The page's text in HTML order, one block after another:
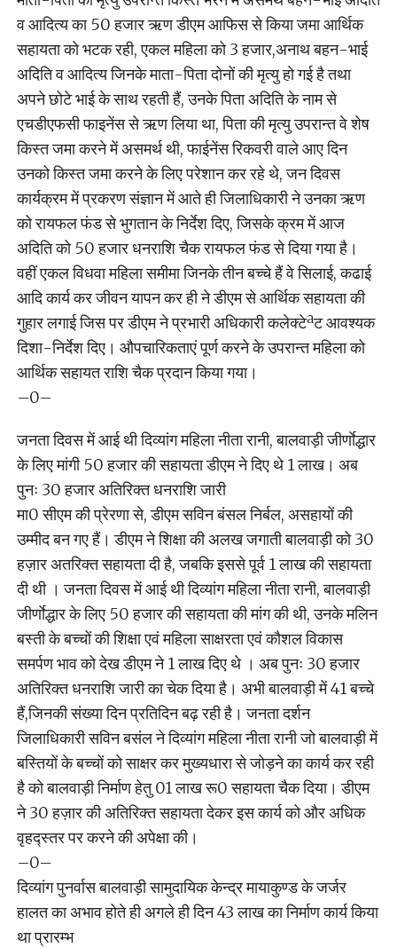
व आदित्य का 50 हजार ऋण डीएम आफिस से किया जमा आर्थिक
सहायता को भटक रही, एकल महिला को 3 हजार,अनाथ बहन-भाई
अदिति व आदित्य जिनके माता-पिता दोनों की मृत्यु हो गई है तथा
अपने छोटे भाई के साथ रहती हैं, उनके पिता अदिति के नाम से
एचडीएफसी फाइनेंस से ऋण लिया था, पिता की मृत्यु उपरान्त वे शेष
किस्त जमा करने में असमर्थ थी, फाईनेंस रिकवरी वाले आए दिन
उनको किस्त जमा करने के लिए परेशान कर रहे थे, जन दिवस
कार्यक्रम में प्रकरण संज्ञान में आते ही जिलाधिकारी ने उनका ऋण
को रायफल फंड से भुगतान के निर्देश दिए, जिसके क्रम में आज
अदिति को 50 हजार धनराशि चैक रायफल फंड से दिया गया है।
वहीं एकल विधवा महिला समीमा जिनके तीन बच्चे हैं वे सिलाई, कढाई
आदि कार्य कर जीवन यापन कर ही ने डीएम से आर्थिक सहायता की
गुहार लगाई जिस पर डीएम ने प्रभारी अधिकारी कलेक्टेªट आवश्यक
दिशा-निर्देश दिए। औपचारिकताएं पूर्ण करने के उपरान्त महिला को
आर्थिक सहायत राशि चैक प्रदान किया गया।
–0–
जनता दिवस में आई थी दिव्यांग महिला नीता रानी, बालवाड़ी जीर्णाेद्धार
के लिए मांगी 50 हजार की सहायता डीएम ने दिए थे 1 लाख। अब
पुनः 30 हजार अतिरिक्त धनराशि जारी
मा0 सीएम की प्रेरणा से, डीएम सविन बंसल निर्बल, असहायों की
उम्मीद बन गए हैं। डीएम ने शिक्षा की अलख जगाती बालवाड़ी को 30
हज़ार अतरिक्त सहायता दी है, जबकि इससे पूर्व 1 लाख की सहायता
दी थी । जनता दिवस में आई थी दिव्यांग महिला नीता रानी, बालवाड़ी
जीर्णाेद्धार के लिए 50 हजार की सहायता की मांग की थी, उनके मलिन
बस्ती के बच्चों की शिक्षा एवं महिला साक्षरता एवं कौशल विकास
समर्पण भाव को देख डीएम ने 1 लाख दिए थे । अब पुनः 30 हजार
अतिरिक्त धनराशि जारी का चेक दिया है। अभी बालवाड़ी में 41 बच्चे
हैं,जिनकी संख्या दिन प्रतिदिन बढ़ रही है। जनता दर्शन
जिलाधिकारी सविन बसंल ने दिव्यांग महिला नीता रानी जो बालवाड़ी में
बस्तियों के बच्चों को साक्षर कर मुख्यधारा से जोड़ने का कार्य कर रही
है को बालवाड़ी निर्माण हेतु 01 लाख रू0 सहायता चैक दिया। डीएम
ने 30 हज़ार की अतिरिक्त सहायता देकर इस कार्य को और अधिक
वृहद्स्तर पर करने की अपेक्षा की।
–0–
दिव्यांग पुनर्वास बालवाड़ी सामुदायिक केन्द्र मायाकुण्ड के जर्जर
हालत का अभाव होते ही अगले ही दिन 43 लाख का निर्माण कार्य किया
था प्रारम्भ